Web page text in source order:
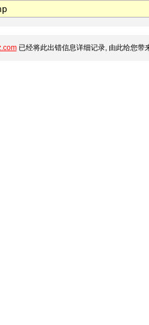
已经将此出错信息详细记录, 由此给您带